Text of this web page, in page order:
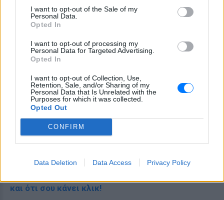
I want to opt-out of the Sale of my
Personal Data.
Opted In
I want to opt-out of processing my
Personal Data for Targeted Advertising.
Opted In
I want to opt-out of Collection, Use,
Retention, Sale, and/or Sharing of my
Personal Data that Is Unrelated with the
Purposes for which it was collected.
Opted Out
CONFIRM
Data Deletion Data Access Privacy Policy
Ακολουθήστε το E-Radio.gr στοGoogle News
και ότι σου κάνει κλικ!